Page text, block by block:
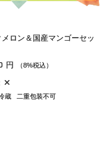
メロン＆国産マンゴーセッ
円 （8%税込）
✕
蔵 二重包装不可